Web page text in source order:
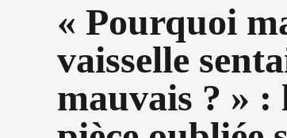
« Pourquoi
vaisselle
mauvais ? » :